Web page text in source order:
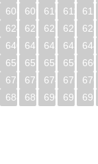
608
609 610 611 612
624
625 626 627 628
640
641 642 643 644
656
657 658 659 660
672
673 674 675 676
688
689 690 691 692